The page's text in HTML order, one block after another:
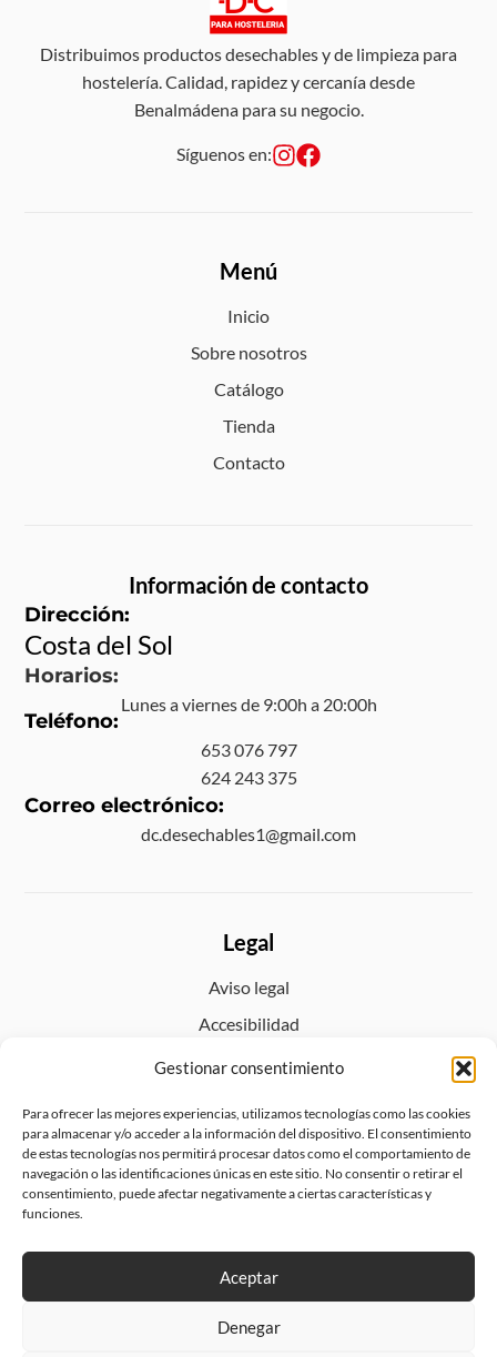
Gestionar consentimiento
Para ofrecer las mejores experiencias, utilizamos tecnologías como las cookies
para almacenar y/o acceder a la información del dispositivo. El consentimiento
de estas tecnologías nos permitirá procesar datos como el comportamiento de
navegación o las identificaciones únicas en este sitio. No consentir o retirar el
consentimiento, puede afectar negativamente a ciertas características y
funciones.
Aceptar
Denegar
Distribuimos productos desechables y de limpieza para
hostelería. Calidad, rapidez y cercanía desde
Benalmádena para su negocio.
Síguenos en:
Menú
Inicio
Sobre nosotros
Catálogo
Tienda
Contacto
Información de contacto
Dirección:
Costa del Sol
Horarios:
Lunes a viernes de 9:00h a 20:00h
Teléfono:
653 076 797
624 243 375
Correo electrónico:
dc.desechables1@gmail.com
Legal
Aviso legal
Accesibilidad
Política de privacidad
Política de envíos y devoluciones